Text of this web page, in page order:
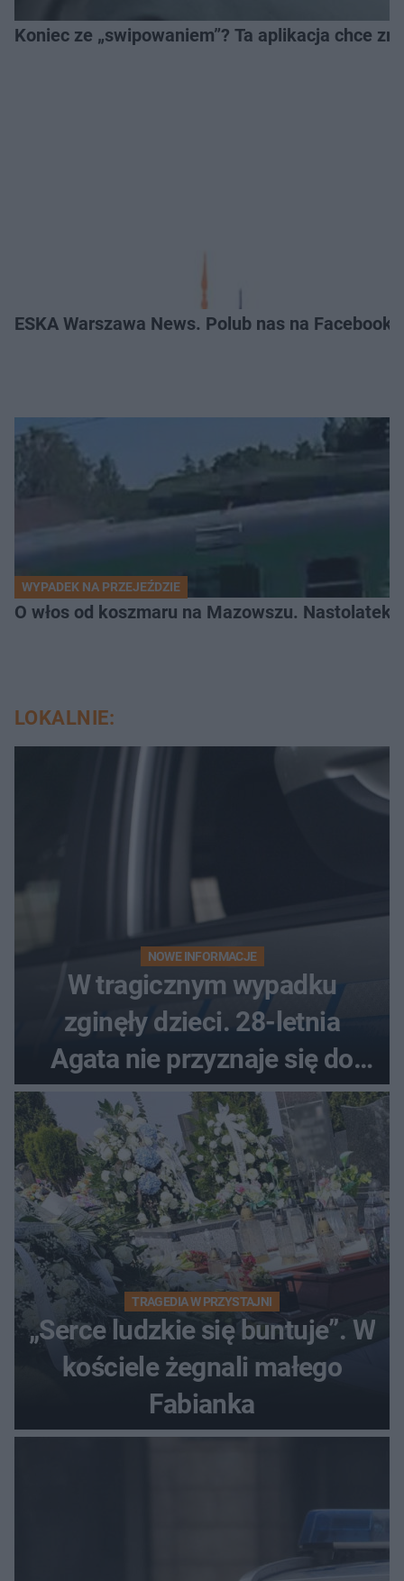
Koniec ze „swipowaniem”? Ta aplikacja chce
ESKA Warszawa News. Polub nas na
WYPADEK NA PRZEJEŹDZIE
O włos od koszmaru na Mazowszu. Nastolatek
LOKALNIE:
NOWE INFORMACJE
W tragicznym wypadku
zginęły dzieci. 28-letnia
Agata nie przyznaje się do
winy
TRAGEDIA W PRZYSTAJNI
„Serce ludzkie się buntuje”. W
kościele żegnali małego
Fabianka